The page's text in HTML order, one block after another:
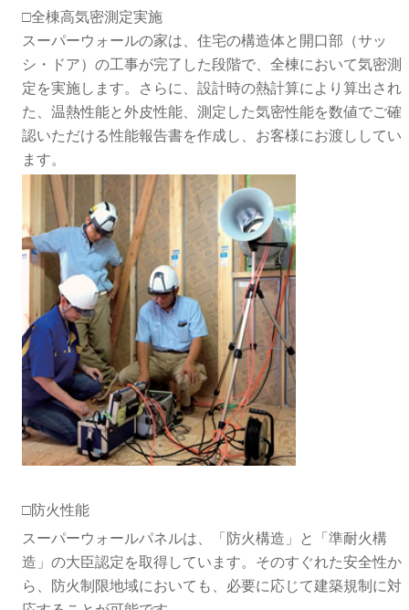
□全棟高気密測定実施
スーパーウォールの家は、住宅の構造体と開口部（サッ
シ・ドア）の工事が完了した段階で、全棟において気密測
定を実施します。さらに、設計時の熱計算により算出され
た、温熱性能と外皮性能、測定した気密性能を数値でご確
認いただける性能報告書を作成し、お客様にお渡ししてい
ます。
□防火性能
スーパーウォールパネルは、「防火構造」と「準耐火構
造」の大臣認定を取得しています。そのすぐれた安全性か
ら、防火制限地域においても、必要に応じて建築規制に対